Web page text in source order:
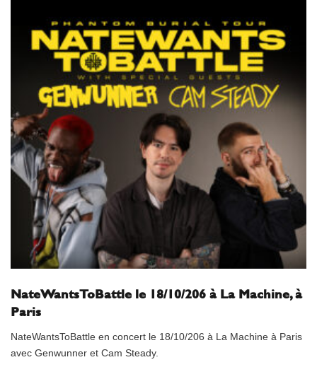
NateWantsToBattle le 18/10/206 à La Machine, à
Paris
NateWantsToBattle en concert le 18/10/206 à La Machine à Paris
avec Genwunner et Cam Steady.